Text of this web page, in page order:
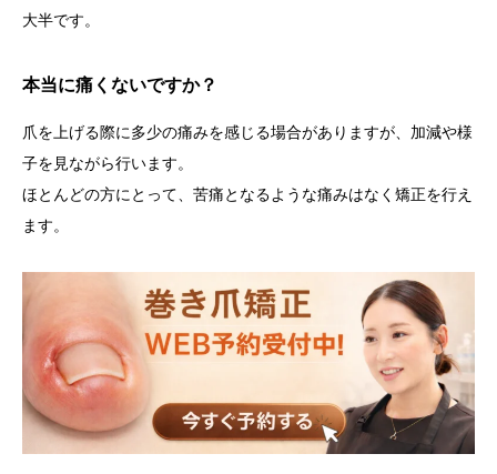
大半です。
本当に痛くないですか？
爪を上げる際に多少の痛みを感じる場合がありますが、加減や様
子を見ながら行います。
ほとんどの方にとって、 苦痛となるような痛みはなく 矯正を行え
ます。